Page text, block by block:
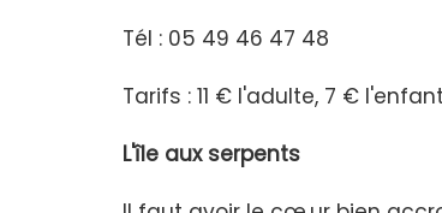
Tél : 05 49 46 47 48
Tarifs : 11 € l'adulte, 7 € l'enfant
L'île aux serpents